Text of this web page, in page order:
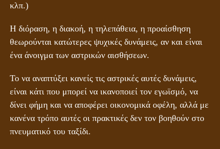
κλπ.)
Η διόραση, η διακοή, η τηλεπάθεια, η προαίσθηση
θεωρούνται κατώτερες ψυχικές δυνάμεις, αν και είναι
ένα άνοιγμα των αστρικών αισθήσεων.
Το να αναπτύξει κανείς τις αστρικές αυτές δυνάμεις,
είναι κάτι που μπορεί να ικανοποιεί τον εγωϊσμό, να
δίνει φήμη και να αποφέρει οικονομικά οφέλη, αλλά με
κανένα τρόπο αυτές οι πρακτικές δεν τον βοηθούν στο
πνευματικό του ταξίδι.